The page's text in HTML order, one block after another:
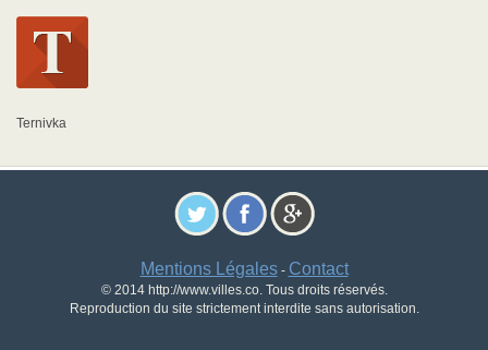
Ternivka
Mentions Légales- Contact
© 2014 http://www.villes.co. Tous droits réservés.
Reproduction du site strictement interdite sans autorisation.